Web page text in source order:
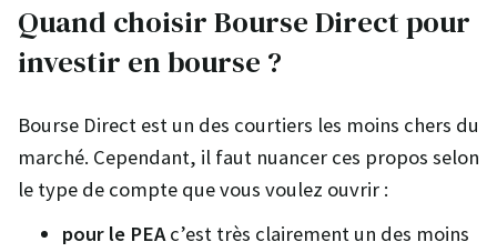
Quand choisir Bourse Direct pour
investir en bourse ?
Bourse Direct est un des courtiers les moins chers du
marché. Cependant, il faut nuancer ces propos selon
le type de compte que vous voulez ouvrir :
pour le PEAc’est très clairement un des moins